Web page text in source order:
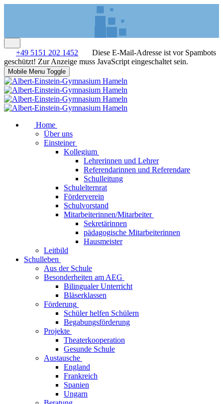
+49 5151 202 1452
Diese E-Mail-Adresse ist vor Spambots
geschützt! Zur Anzeige muss JavaScript eingeschaltet sein.
Mobile Menu Toggle
Home
Über uns
Einsteiner
Kollegium
Lehrerinnen und Lehrer
Referendarinnen und Referendare
Schulleitung
Schulelternrat
Förderverein
Schulvorstand
Mitarbeiterinnen/Mitarbeiter
Sekretärinnen
pädagogische Mitarbeiterinnen
Hausmeister
Leitbild
Schulleben
Aus der Schule
Besonderheiten am AEG
Bilingualer Unterricht
Bläserklassen
Förderung
Schüler helfen Schülern
Begabungsförderung
Projekte
Theaterkooperation
Gesunde Schule
Austausche
England
Frankreich
Spanien
Ungarn